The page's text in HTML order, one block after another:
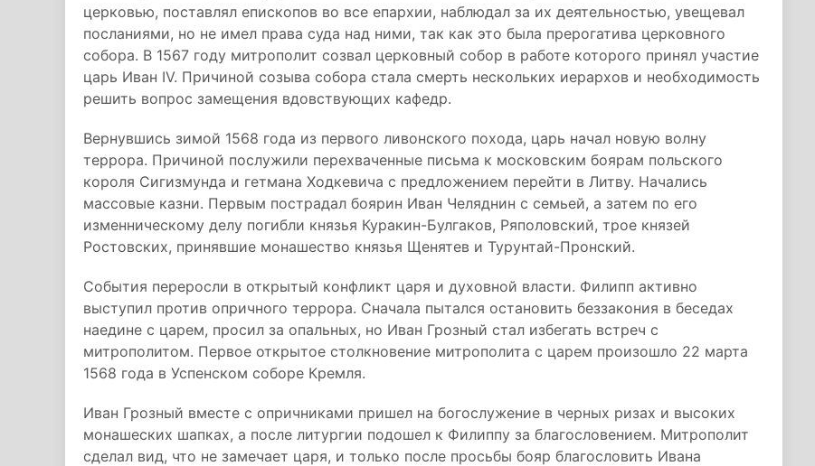
церковью, поставлял епископов во все епархии, наблюдал за их деятельностью, увещевал
посланиями, но не имел права суда над ними, так как это была прерогатива церковного
собора. В 1567 году митрополит созвал церковный собор в работе которого принял участие
царь Иван IV. Причиной созыва собора стала смерть нескольких иерархов и необходимость
решить вопрос замещения вдовствующих кафедр.
Вернувшись зимой 1568 года из первого ливонского похода, царь начал новую волну
террора. Причиной послужили перехваченные письма к московским боярам польского
короля Сигизмунда и гетмана Ходкевича с предложением перейти в Литву. Начались
массовые казни. Первым пострадал боярин Иван Челяднин с семьей, а затем по его
изменническому делу погибли князья Куракин-Булгаков, Ряполовский, трое князей
Ростовских, принявшие монашество князья Щенятев и Турунтай-Пронский.
События переросли в открытый конфликт царя и духовной власти. Филипп активно
выступил против опричного террора. Сначала пытался остановить беззакония в беседах
наедине с царем, просил за опальных, но Иван Грозный стал избегать встреч с
митрополитом. Первое открытое столкновение митрополита с царем произошло 22 марта
1568 года в Успенском соборе Кремля.
Иван Грозный вместе с опричниками пришел на богослужение в черных ризах и высоких
монашеских шапках, а после литургии подошел к Филиппу за благословением. Митрополит
сделал вид, что не замечает царя, и только после просьбы бояр благословить Ивана